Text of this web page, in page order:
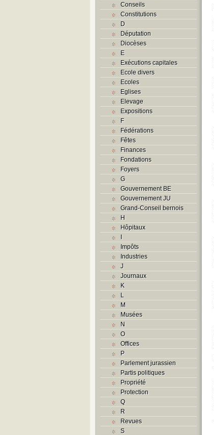
Conseils
Constitutions
D
Députation
Diocèses
E
Exécutions capitales
Ecole divers
Ecoles
Eglises
Elevage
Expositions
F
Fédérations
Fêtes
Finances
Fondations
Foyers
G
Gouvernement BE
Gouvernement JU
Grand-Conseil bernois
H
Hôpitaux
I
Impôts
Industries
J
Journaux
K
L
M
Musées
N
O
Offices
P
Parlement jurassien
Partis politiques
Propriété
Protection
Q
R
Revues
S